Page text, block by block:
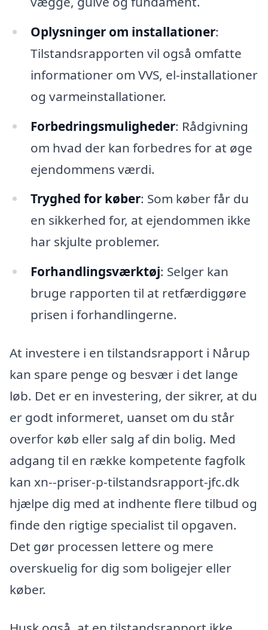
Oplysninger om installationer:
Tilstandsrapporten vil også omfatte
informationer om VVS, el-installationer
og varmeinstallationer.
Forbedringsmuligheder: Rådgivning
om hvad der kan forbedres for at øge
ejendommens værdi.
Tryghed for køber: Som køber får du
en sikkerhed for, at ejendommen ikke
har skjulte problemer.
Forhandlingsværktøj: Selger kan
bruge rapporten til at retfærdiggøre
prisen i forhandlingerne.
At investere i en tilstandsrapport i Nårup
kan spare penge og besvær i det lange
løb. Det er en investering, der sikrer, at du
er godt informeret, uanset om du står
overfor køb eller salg af din bolig. Med
adgang til en række kompetente fagfolk
kan xn--priser-p-tilstandsrapport-jfc.dk
hjælpe dig med at indhente flere tilbud og
finde den rigtige specialist til opgaven.
Det gør processen lettere og mere
overskuelig for dig som boligejer eller
køber.